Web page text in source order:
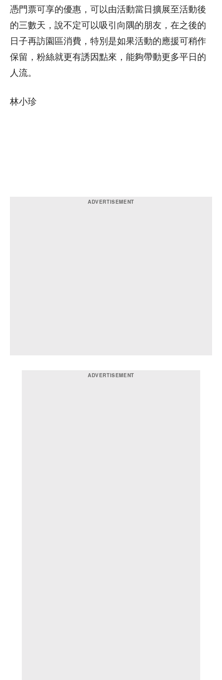
憑門票可享的優惠，可以由活動當日擴展至活動後
的三數天，說不定可以吸引向隅的朋友，在之後的
日子再訪園區消費，特別是如果活動的應援可稍作
保留，粉絲就更有誘因點來，能夠帶動更多平日的
人流。
林小珍